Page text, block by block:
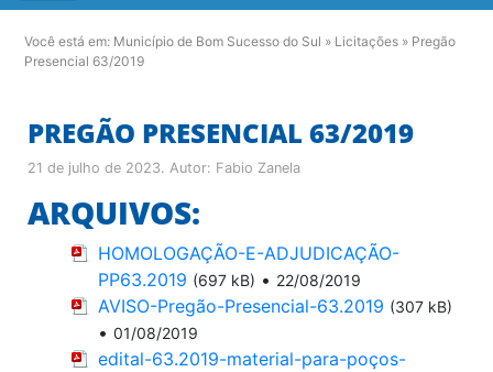
Você está em: Município de Bom Sucesso do Sul » Licitações » Pregão
Presencial 63/2019
PREGÃO PRESENCIAL 63/2019
21 de julho de 2023. Autor: Fabio Zanela
ARQUIVOS:
HOMOLOGAÇÃO-E-ADJUDICAÇÃO-
PP63.2019 (697 kB) • 22/08/2019
AVISO-Pregão-Presencial-63.2019 (307 kB)
• 01/08/2019
edital-63.2019-material-para-poços-